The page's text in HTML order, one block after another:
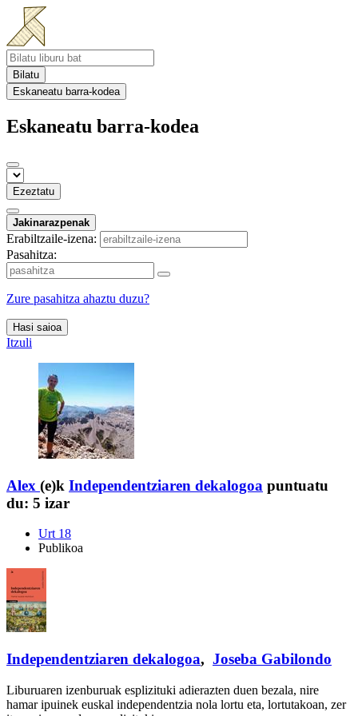
Bilatu
Eskaneatu barra-kodea
Eskaneatu barra-kodea
Ezeztatu
Jakinarazpenak
Erabiltzaile-izena:
Pasahitza:
Zure pasahitza ahaztu duzu?
Hasi saioa
Itzuli
Alex (e)k Independentziaren dekalogoa puntuatu
du: 5 izar
Urt 18
Publikoa
Independentziaren dekalogoa, Joseba Gabilondo
Liburuaren izenburuak esplizituki adierazten duen bezala, nire
hamar ipuinek euskal independentzia nola lortu eta, lortutakoan, zer